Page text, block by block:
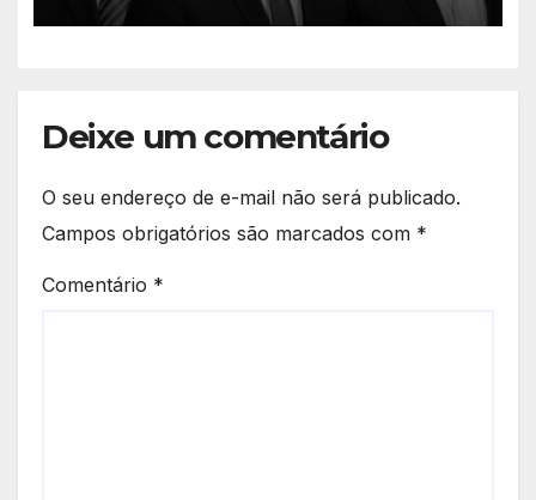
Deixe um comentário
O seu endereço de e-mail não será publicado.
Campos obrigatórios são marcados com *
Comentário *